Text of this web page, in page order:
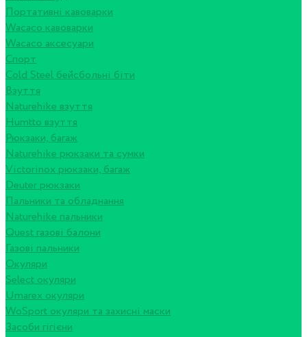
Портативні кавоварки
Wacaco кавоварки
Wacaco аксесуари
Спорт
Cold Steel бейсбольні біти
Взуття
Naturehike взуття
Humtto взуття
Рюкзаки, багаж
Naturehike рюкзаки та сумки
Victorinox рюкзаки, багаж
Deuter рюкзаки
Пальники та обладнання
Naturehike пальники
Quest газові балони
Газові пальники
Окуляри
Select окуляри
Umarex окуляри
WoSport окуляри та захисні маски
Засоби гігієни